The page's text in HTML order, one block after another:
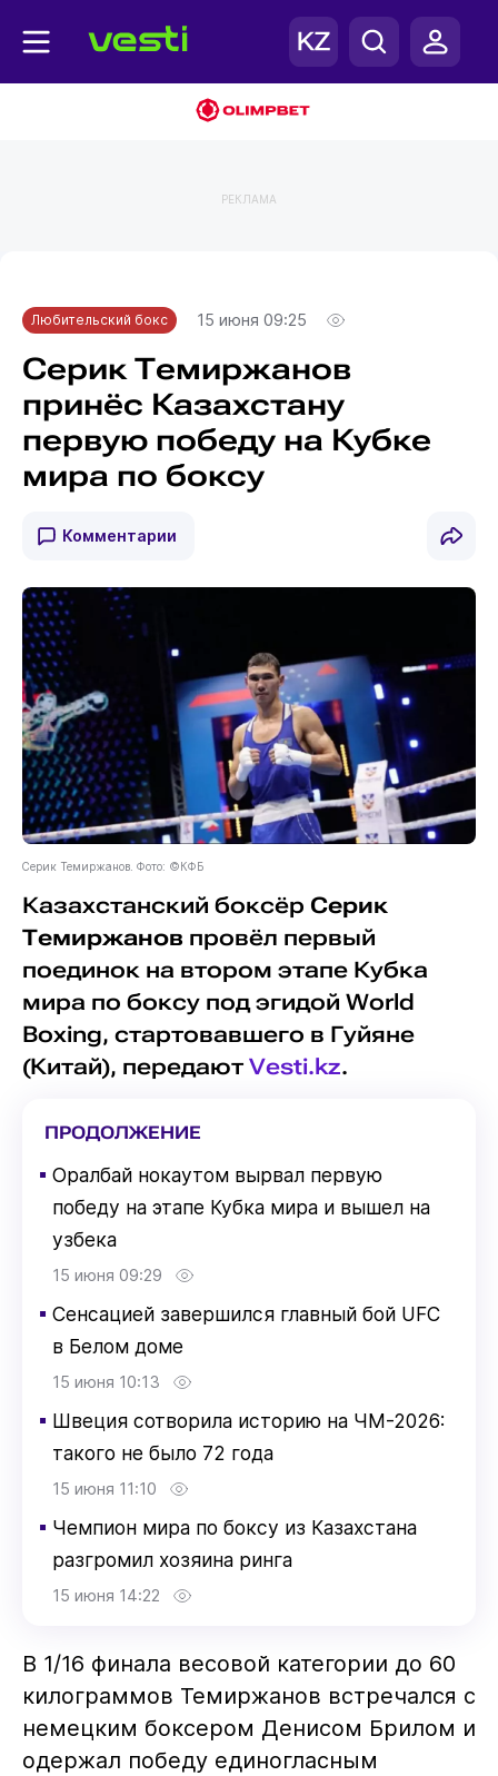
РЕКЛАМА
Любительский бокс 15 июня 09:25
Серик Темиржанов
принёс Казахстану
первую победу на Кубке
мира по боксу
Комментарии
Серик Темиржанов. Фото: ©КФБ
Казахстанский боксёр Серик
Темиржанов провёл первый
поединок на втором этапе Кубка
мира по боксу под эгидой World
Boxing, стартовавшего в Гуйяне
(Китай), передают Vesti.kz.
ПРОДОЛЖЕНИЕ
▪ Оралбай нокаутом вырвал первую
победу на этапе Кубка мира и вышел на
узбека
15 июня 09:29
▪ Сенсацией завершился главный бой UFC
в Белом доме
15 июня 10:13
▪ Швеция сотворила историю на ЧМ-2026:
такого не было 72 года
15 июня 11:10
▪ Чемпион мира по боксу из Казахстана
разгромил хозяина ринга
15 июня 14:22
В 1/16 финала весовой категории до 60
килограммов Темиржанов встречался с
немецким боксером Денисом Брилом и
одержал победу единогласным